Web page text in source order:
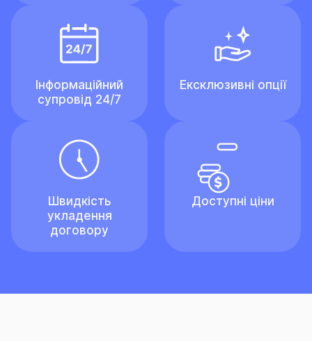
Інформаційний
супровід 24/7
Ексклюзивні опції
Швидкість
укладення
договору
Доступні ціни